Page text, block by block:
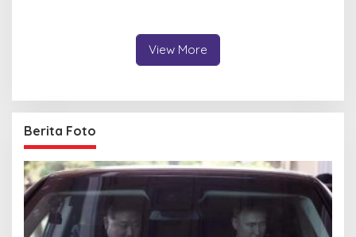
View More
Berita Foto